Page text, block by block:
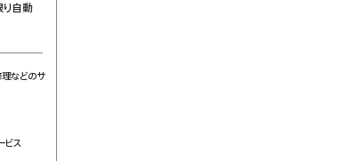
り自動
などのサ
ビス